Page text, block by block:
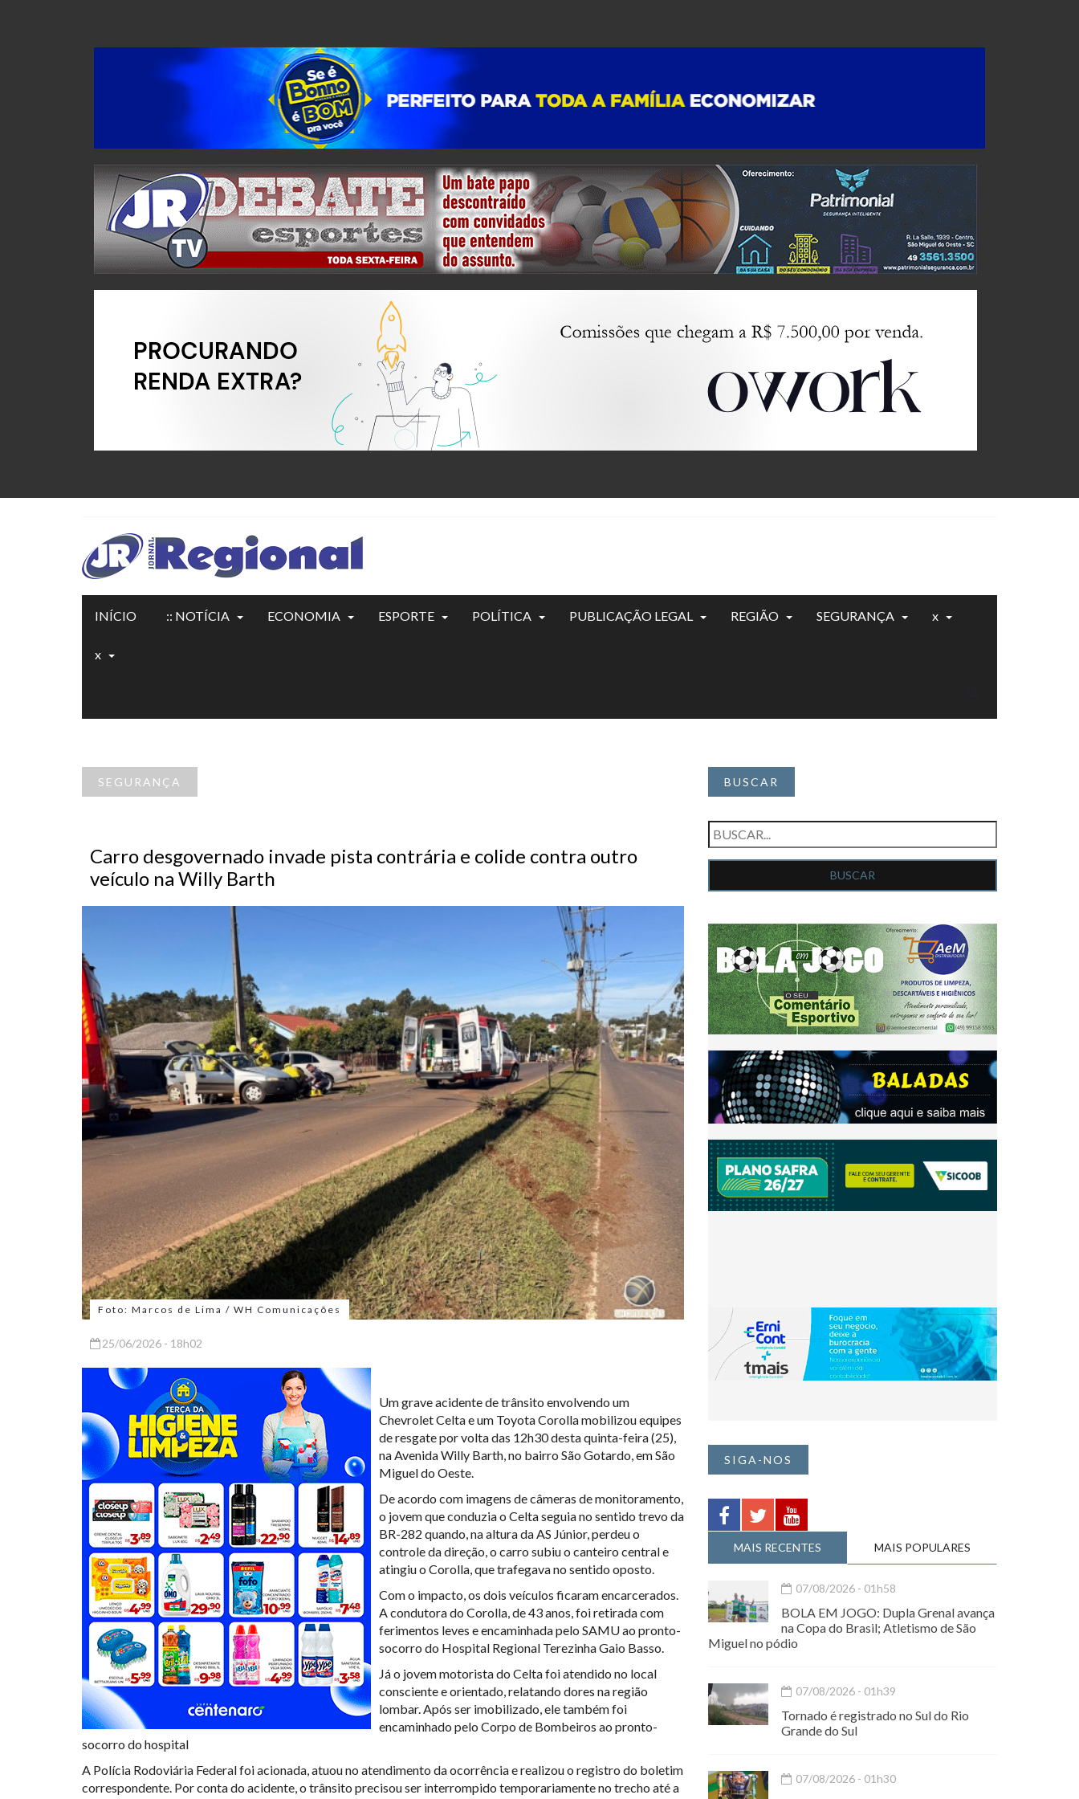
INÍCIO :: NOTÍCIA ECONOMIA ESPORTE POLÍTICA PUBLICAÇÃO LEGAL REGIÃO SEGURANÇA x
x
SEGURANÇA
Carro desgovernado invade pista contrária e colide contra outro
veículo na Willy Barth
Foto: Marcos de Lima / WH Comunicações
25/06/2026 - 18h02
Um grave acidente de trânsito envolvendo um
Chevrolet Celta e um Toyota Corolla mobilizou equipes
de resgate por volta das 12h30 desta quinta-feira (25),
na Avenida Willy Barth, no bairro São Gotardo, em São
Miguel do Oeste.
De acordo com imagens de câmeras de monitoramento,
o jovem que conduzia o Celta seguia no sentido trevo da
BR-282 quando, na altura da AS Júnior, perdeu o
controle da direção, o carro subiu o canteiro central e
atingiu o Corolla, que trafegava no sentido oposto.
Com o impacto, os dois veículos ficaram encarcerados.
A condutora do Corolla, de 43 anos, foi retirada com
ferimentos leves e encaminhada pelo SAMU ao pronto-
socorro do Hospital Regional Terezinha Gaio Basso.
Já o jovem motorista do Celta foi atendido no local
consciente e orientado, relatando dores na região
lombar. Após ser imobilizado, ele também foi
encaminhado pelo Corpo de Bombeiros ao pronto-
socorro do hospital
A Polícia Rodoviária Federal foi acionada, atuou no atendimento da ocorrência e realizou o registro do boletim
correspondente. Por conta do acidente, o trânsito precisou ser interrompido temporariamente no trecho até a
BUSCAR
SIGA-NOS
MAIS RECENTES MAIS POPULARES
07/08/2026 - 01h58
BOLA EM JOGO: Dupla Grenal avança
na Copa do Brasil; Atletismo de São
Miguel no pódio
07/08/2026 - 01h39
Tornado é registrado no Sul do Rio
Grande do Sul
07/08/2026 - 01h30